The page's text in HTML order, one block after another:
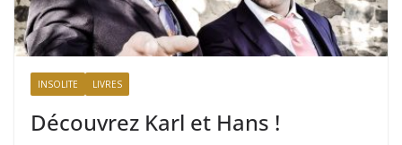
INSOLITE LIVRES
Découvrez Karl et Hans !